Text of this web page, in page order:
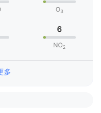
O3
6
NO2
多